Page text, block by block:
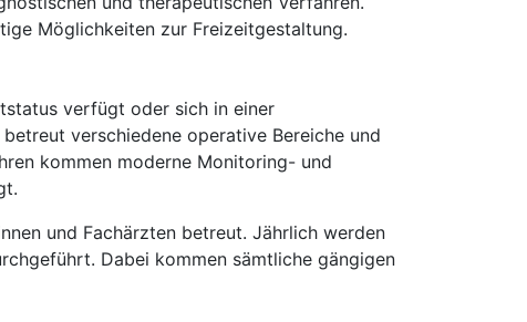
Möglichkeiten zur Freizeitgestaltung.
verfügt oder sich in einer
verschiedene operative Bereiche und
kommen moderne Monitoring- und
und Fachärzten betreut. Jährlich werden
Dabei kommen sämtliche gängigen